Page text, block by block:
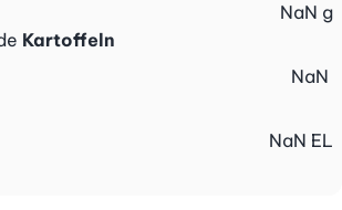
Kartoffeln
NaN g
NaN
NaN EL